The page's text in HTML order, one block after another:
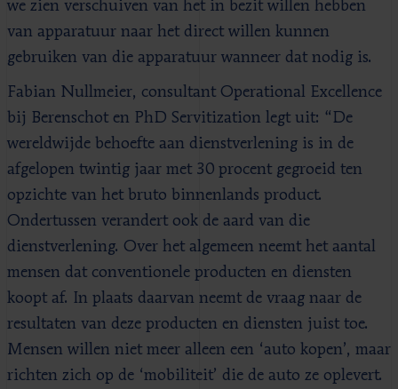
we zien verschuiven van het in bezit willen hebben
van apparatuur naar het direct willen kunnen
gebruiken van die apparatuur wanneer dat nodig is.
Fabian Nullmeier, consultant Operational Excellence
bij Berenschot en PhD Servitization legt uit: “De
wereldwijde behoefte aan dienstverlening is in de
afgelopen twintig jaar met 30 procent gegroeid ten
opzichte van het bruto binnenlands product.
Ondertussen verandert ook de aard van die
dienstverlening. Over het algemeen neemt het aantal
mensen dat conventionele producten en diensten
koopt af. In plaats daarvan neemt de vraag naar de
resultaten van deze producten en diensten juist toe.
Mensen willen niet meer alleen een ‘auto kopen’, maar
richten zich op de ‘mobiliteit’ die de auto ze oplevert.